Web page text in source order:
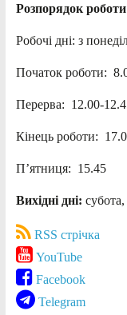
Розпорядок
Робочі дні: з
Початок роботи:
Перерва: 12.00-
Кінець роботи:
П’ятниця: 15.45
Вихідні дні: субота,
RSS стрічка
YouTube
Facebook
Telegram